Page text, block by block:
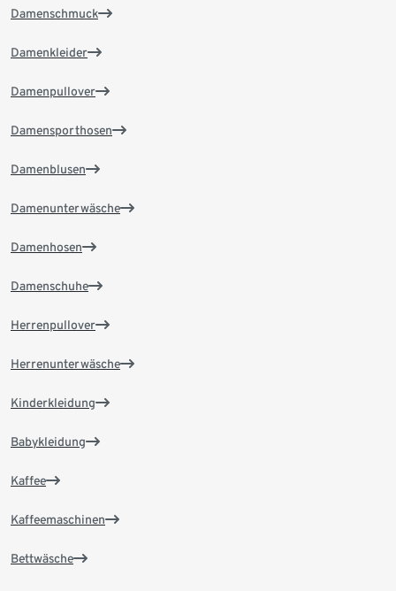
Damenschmuck
Damenkleider
Damenpullover
Damensporthosen
Damenblusen
Damenunterwäsche
Damenhosen
Damenschuhe
Herrenpullover
Herrenunterwäsche
Kinderkleidung
Babykleidung
Kaffee
Kaffeemaschinen
Bettwäsche